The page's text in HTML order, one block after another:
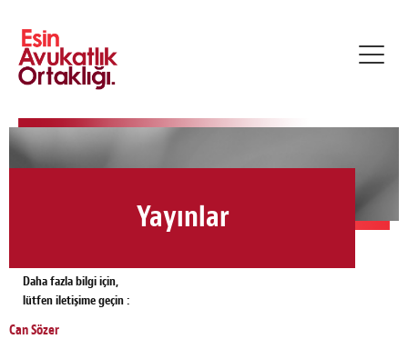
Yayınlar
Daha fazla bilgi için,
lütfen iletişime geçin :
Can Sözer